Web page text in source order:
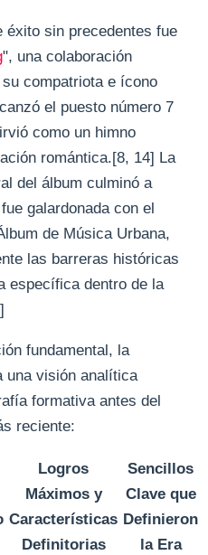
éxito sin precedentes fue
", una colaboración
compatriota e ícono
el puesto número 7
como un himno
romántica.[8, 14] La
del álbum culminó a
galardonada con el
de Música Urbana,
las barreras históricas
específica dentro de la
fundamental, la
una visión analítica
formativa antes del
reciente:
Logros
Máximos y
Características
Definitorias
Sencillos
Clave que
Definieron
la Era